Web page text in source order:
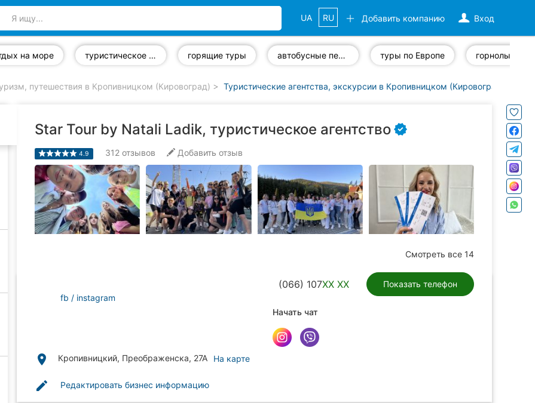
Вход
Добавить компанию
UA RU
на море туристическое страхование горящие туры автобусные перевозки туры по Европе
путешествия в Кропивницком (Кировоград) Туристические агентства, экскурсии в Кропивницком (Кировоград)
Star Tour by Natali Ladik, туристическое агентство
4.9 312 отзывов Добавить отзыв
Смотреть все 14
fb instagram
(066) 107XX XX Показать телефон
Начать чат
place Кропивницкий, Преображенска, 27А На карте
edit Редактировать бизнес информацию